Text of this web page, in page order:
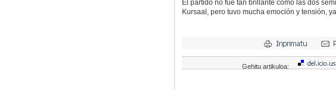
El partido no fue tan brillante como las dos
Kursaal, pero tuvo mucha emoción y tensión,
Gehitu artikuloa: